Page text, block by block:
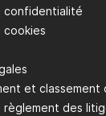
confidentialité
cookies
et classement
règlement des